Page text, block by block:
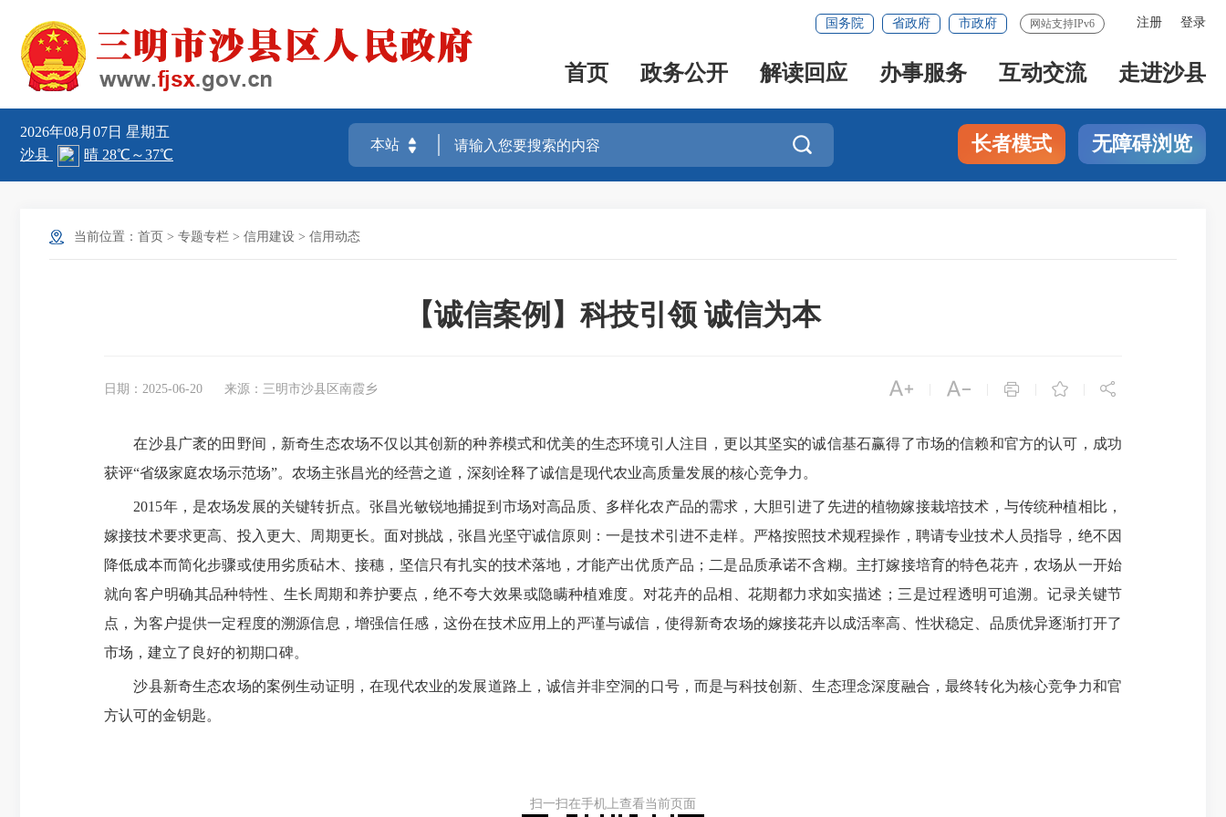
注册 登录
国务院 省政府 市政府 网站支持IPv6
首页 政务公开 解读回应 办事服务 互动交流 走进沙县
2026年08月07日 星期五
 长者模式 无障碍浏览
当前位置： 首页 > 专题专栏 > 信用建设 > 信用动态
【诚信案例】科技引领 诚信为本
日期：2025-06-20 来源：三明市沙县区南霞乡     
在沙县广袤的田野间，新奇生态农场不仅以其创新的种养模式和优美的生态环境引人注目，更以其坚实的诚信基石赢得了市场的信赖和官方的认可，成功
获评“省级家庭农场示范场”。农场主张昌光的经营之道，深刻诠释了诚信是现代农业高质量发展的核心竞争力。
2015年，是农场发展的关键转折点。张昌光敏锐地捕捉到市场对高品质、多样化农产品的需求，大胆引进了先进的植物嫁接栽培技术，与传统种植相比，
嫁接技术要求更高、投入更大、周期更长。面对挑战，张昌光坚守诚信原则：一是技术引进不走样。严格按照技术规程操作，聘请专业技术人员指导，绝不因
降低成本而简化步骤或使用劣质砧木、接穗，坚信只有扎实的技术落地，才能产出优质产品；二是品质承诺不含糊。主打嫁接培育的特色花卉，农场从一开始
就向客户明确其品种特性、生长周期和养护要点，绝不夸大效果或隐瞒种植难度。对花卉的品相、花期都力求如实描述；三是过程透明可追溯。记录关键节
点，为客户提供一定程度的溯源信息，增强信任感，这份在技术应用上的严谨与诚信，使得新奇农场的嫁接花卉以成活率高、性状稳定、品质优异逐渐打开了
市场，建立了良好的初期口碑。
沙县新奇生态农场的案例生动证明，在现代农业的发展道路上，诚信并非空洞的口号，而是与科技创新、生态理念深度融合，最终转化为核心竞争力和官
方认可的金钥匙。
扫一扫在手机上查看当前页面